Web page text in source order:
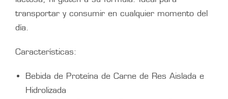
transportar y consumir en cualquier momento del
día.
Características:
Bebida de Proteína de Carne de Res Aislada e
Hidrolizada